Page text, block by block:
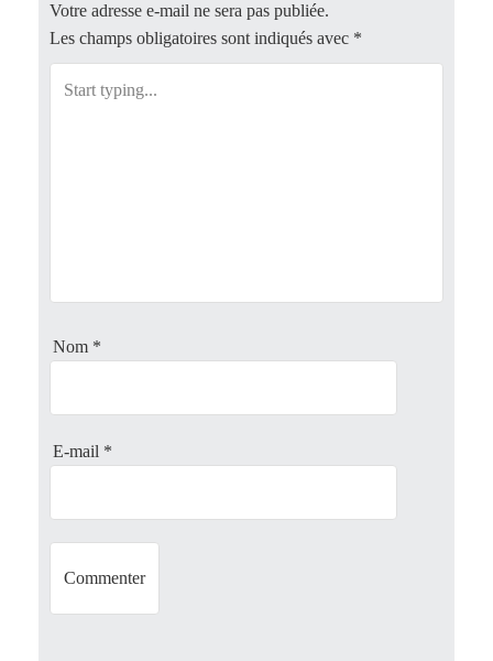
n
n
Votre adresse e-mail ne sera pas publiée.
Les champs obligatoires sont indiqués avec *
Nom *
E-mail *